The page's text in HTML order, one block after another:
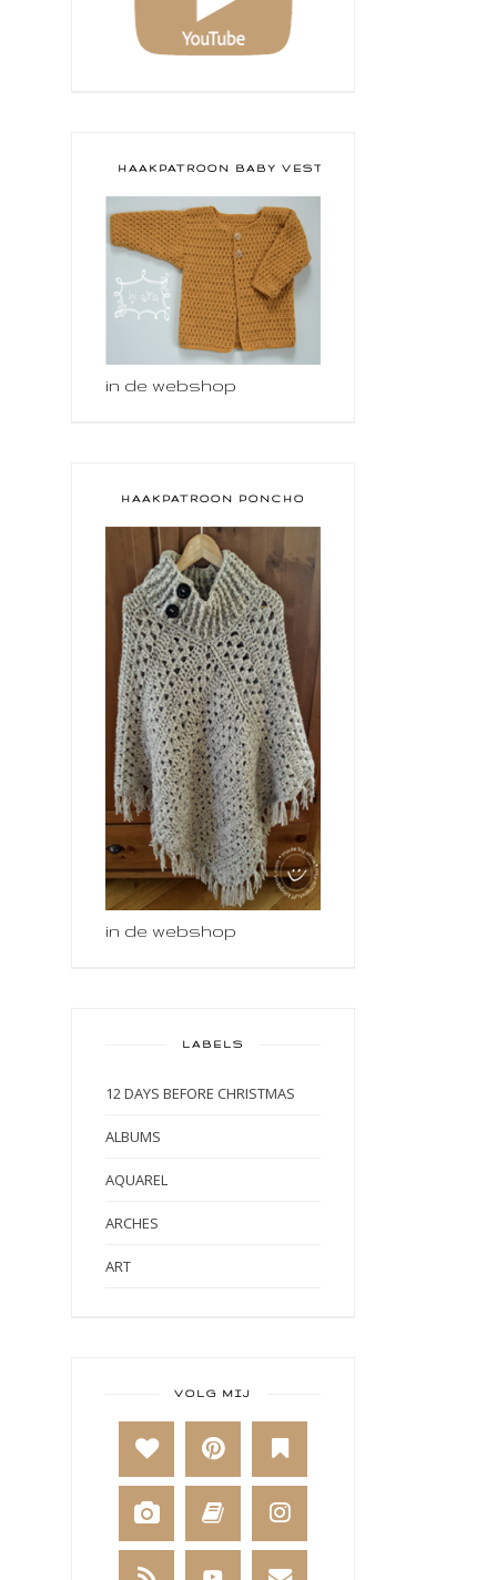
HAAKPATROON BABY VESTJE
in de webshop
HAAKPATROON PONCHO
in de webshop
LABELS
12 DAYS BEFORE CHRISTMAS
ALBUMS
AQUAREL
ARCHES
ART
BAKKEN
BEESTENBOEL
BOEKEN
BREIEN
VOLG MIJ